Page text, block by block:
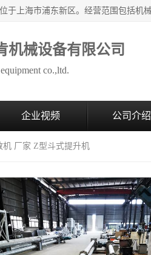
机械设备有限公司
co.,ltd.
企业视频 公司介绍
机 厂家 Z型斗式提升机